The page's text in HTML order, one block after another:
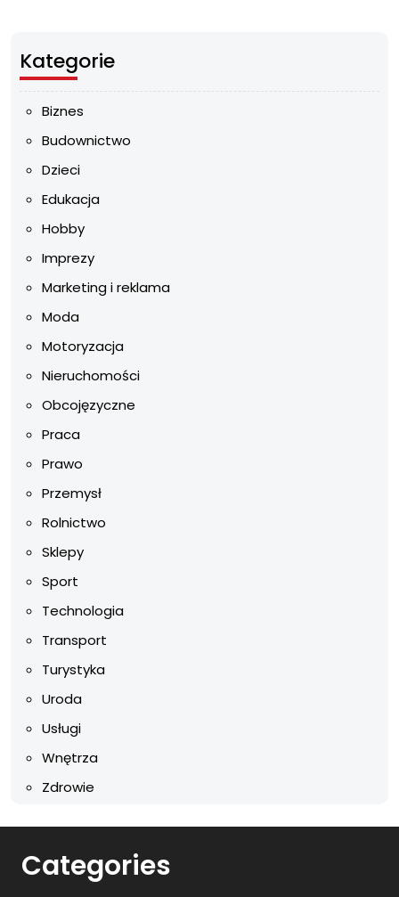
Kategorie
Biznes
Budownictwo
Dzieci
Edukacja
Hobby
Imprezy
Marketing i reklama
Moda
Motoryzacja
Nieruchomości
Obcojęzyczne
Praca
Prawo
Przemysł
Rolnictwo
Sklepy
Sport
Technologia
Transport
Turystyka
Uroda
Usługi
Wnętrza
Zdrowie
Categories